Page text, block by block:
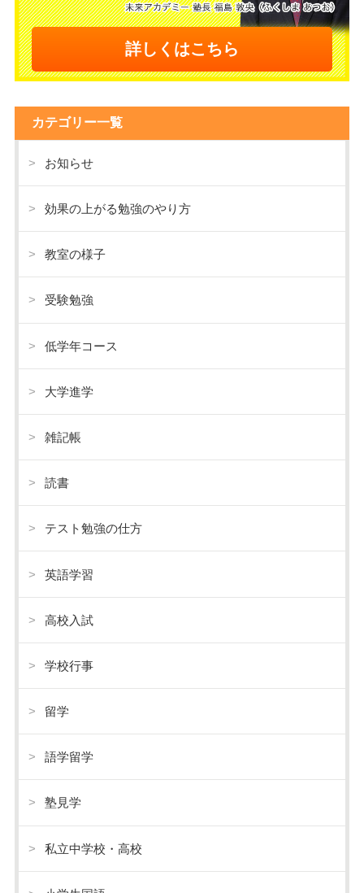
詳しくはこちら
カテゴリー一覧
お知らせ
効果の上がる勉強のやり方
教室の様子
受験勉強
低学年コース
大学進学
雑記帳
読書
テスト勉強の仕方
英語学習
高校入試
学校行事
留学
語学留学
塾見学
私立中学校・高校